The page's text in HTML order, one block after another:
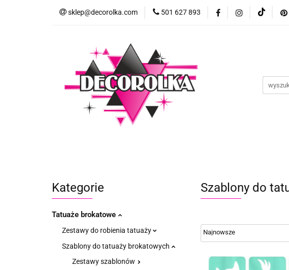
sklep@decorolka.com 501 627 893
Kategorie
Tatuaże brokatowe
Zestawy do robienia tatuaży
Szablony do tatuaży brokatowych
Zestawy szablonów
Szablony do